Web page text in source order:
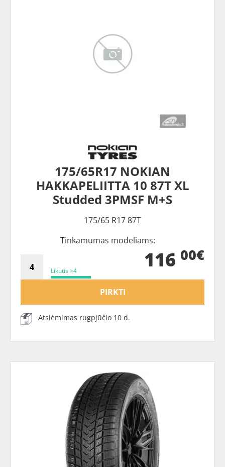
175/65R17 NOKIAN
HAKKAPELIITTA 10 87T XL
Studded 3PMSF M+S
175/65 R17 87T
Tinkamumas modeliams:
Likutis >4 116 00€
PIRKTI
Atsiėmimas rugpjūčio 10 d.